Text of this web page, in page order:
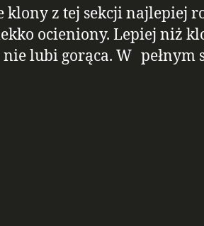
klony z tej sekcji najlepiej
ocieniony. Lepiej niż
nie lubi gorąca. W pełnym